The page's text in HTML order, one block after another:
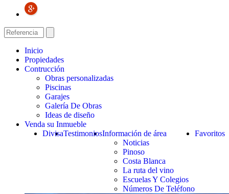
Inicio
Propiedades
Contrucción
Obras personalizadas
Piscinas
Garajes
Galería De Obras
Ideas de diseño
Venda su Inmueble
Favoritos
Información de área
Noticias
Pinoso
Costa Blanca
La ruta del vino
Escuelas Y Colegios
Números De Teléfono
Testimonios
Divisa